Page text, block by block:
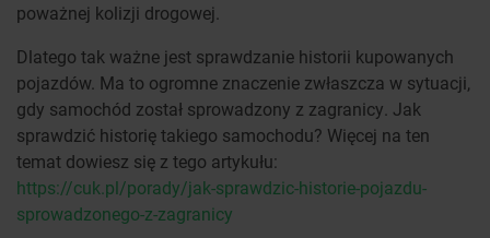
poważnej kolizji drogowej.
Dlatego tak ważne jest sprawdzanie historii kupowanych
pojazdów. Ma to ogromne znaczenie zwłaszcza w sytuacji,
gdy samochód został sprowadzony z zagranicy. Jak
sprawdzić historię takiego samochodu? Więcej na ten
temat dowiesz się z tego artykułu:
https://cuk.pl/porady/jak-sprawdzic-historie-pojazdu-
sprowadzonego-z-zagranicy